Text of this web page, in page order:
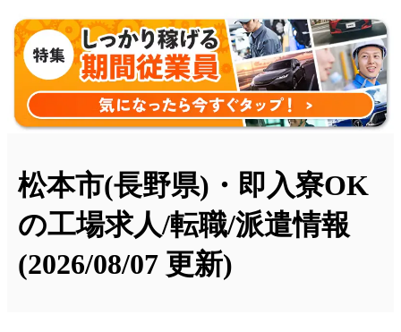
松本市(長野県)・即入寮OK
の工場求人/転職/派遣情報
(2026/08/07 更新)